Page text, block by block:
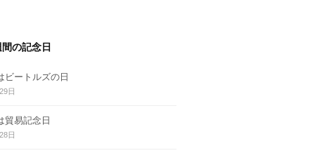
の記念日
ビートルズの日
日
貿易記念日
日